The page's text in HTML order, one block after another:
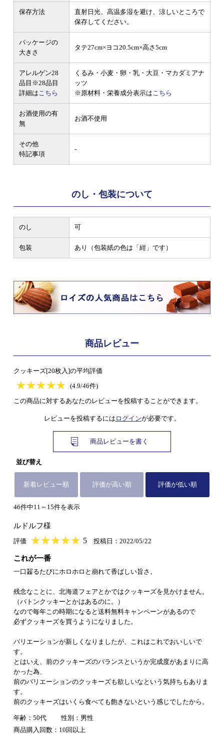
保存方法
直射日光、高温多湿を避け、涼しいところで
保存してください。
パッケージの
大きさ
タテ27cm×ヨコ20.5cm×高さ5cm
アレルゲン28
品目 ※28品目
詳細は こちら
くるみ・小麦・卵・乳・大豆・マカダミアナ
ッツ
※原材料・栄養成分表示は こちら
お酒使用の有
無
お酒不使用
その他
特記事項
-
のし・包装について
のし 可
包装 あり（包装紙の色は「紺」です）
商品レビュー
クッキーズ[20枚入]の平均評価
★★★★★
★★★★★
(4.9/46件)
この商品に対するあなたのレビューを投稿することができます。
レビューを投稿するには ログインが必要です。
商品レビューを書く
並び替え
新着レビュー順 評価が高い順 評価が低い順
46件中11～15件を表示
ルドルフ様
評価 ★★★★★
★★★★★ 5 投稿日：2022/05/22
これが一番
一口齧るたびにホロホロと崩れて香ばしい旨さ。
残念なことに、北海道フェアとかではクッキーズを見かけません。
（バトンクッキーとかはあるのに。）
なので毎年この時期になると送料無料キャンペーンがあるので
必ずクッキーズを買うようになりました。
バリエーションが新しくなりましたが、これはこれでおいしいで
す。
とはいえ、前のクッキーズのバランスというか完成度があまりに高
かった為、
前のバリエーションのクッキーズも欲しいなという気持ちもありま
す。
前のクッキーズはいくら食べても飽きないという感じでしたから。
年齢：50代
性別：男性
商品購入回数：10回以上